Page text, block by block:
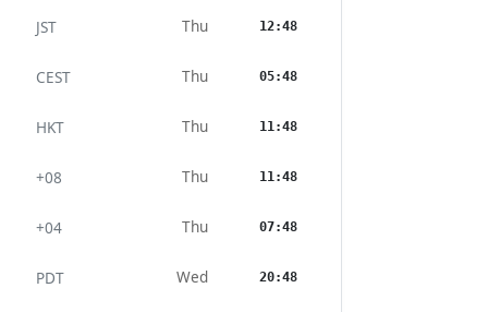
JST Thu 12:48
CEST Thu 05:48
HKT Thu 11:48
+08 Thu 11:48
+04 Thu 07:48
PDT Wed 20:48